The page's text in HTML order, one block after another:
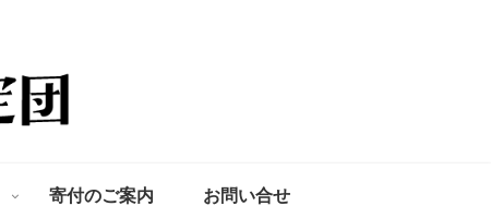
寄付のご案内 お問い合せ